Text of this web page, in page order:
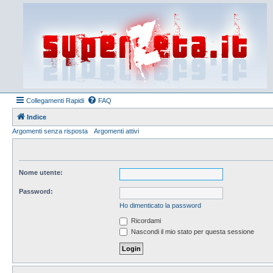
Collegamenti Rapidi FAQ
Indice
Argomenti senza risposta
Argomenti attivi
Nome utente:
Password:
Ho dimenticato la password
Ricordami
Nascondi il mio stato per questa sessione